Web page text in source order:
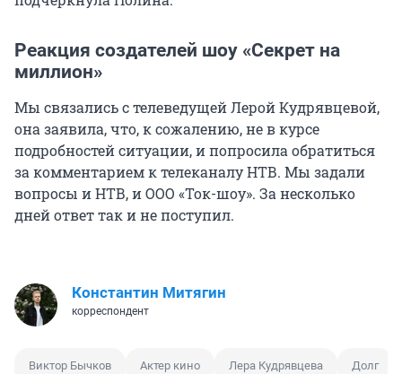
Реакция создателей шоу «Секрет на
миллион»
Мы связались с телеведущей Лерой Кудрявцевой,
она заявила, что, к сожалению, не в курсе
подробностей ситуации, и попросила обратиться
за комментарием к телеканалу НТВ. Мы задали
вопросы и НТВ, и ООО «Ток-шоу». За несколько
дней ответ так и не поступил.
Константин Митягин
корреспондент
Виктор Бычков Актер кино Лера Кудрявцева Долг